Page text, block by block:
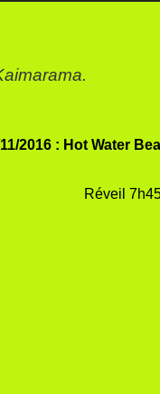
2016 : Hot Water
Réveil